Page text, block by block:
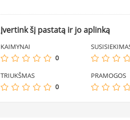
Įvertink šį pastatą ir jo aplinką
KAIMYNAI
0
TRIUKŠMAS
0
PRAMOGOS